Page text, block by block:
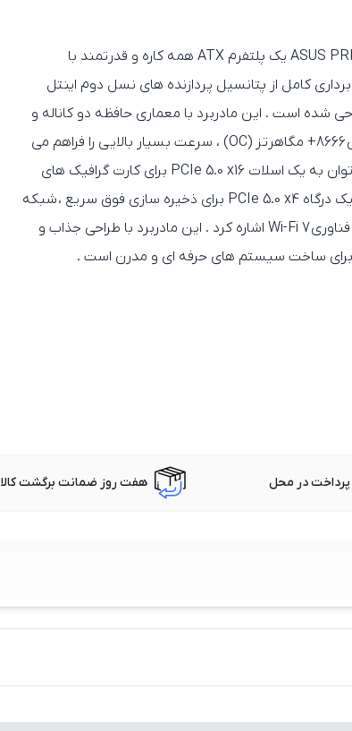
ASUSیک پلتفرم ATXهمه کاره و قدرتمند با
کامل از پتانسیل پردازنده‌ های نسل دوم اینتل
شده است . این مادربرد با معماری حافظه دو کاناله و
8666+ مگاهرتز (OC)
، سرعت بسیار بالایی را فراهم می‌
به یک اسلات PCIe 5.0 x16
برای کارت گرافیک‌ های
درگاه PCIe 5.0 x4 برای ذخیره‌ سازی فوق‌ سریع ،شبکه
Wi-Fi 7اشاره کرد . این مادربرد با طراحی جذاب و
برای ساخت سیستم‌ های حرفه‌ ای و مدرن است .
پرداخت در محل هفت روز ضمانت برگشت کالا